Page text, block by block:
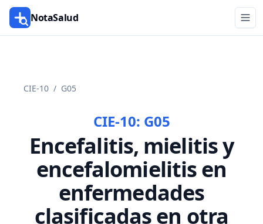
NotaSalud
CIE-10 / G05
CIE-10: G05
Encefalitis, mielitis y
encefalomielitis en
enfermedades
clasificadas en otra